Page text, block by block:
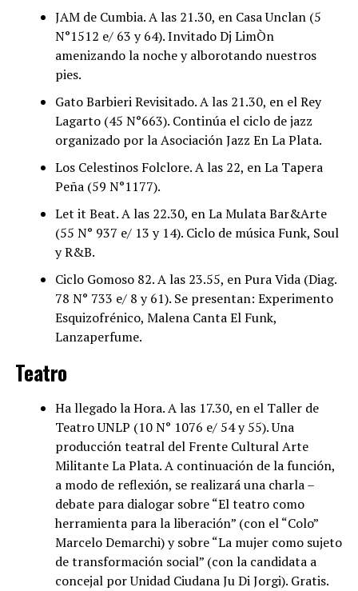
JAM de Cumbia. A las 21.30, en Casa Unclan (5
N°1512 e/ 63 y 64). Invitado Dj LimÒn
amenizando la noche y alborotando nuestros
pies.
Gato Barbieri Revisitado. A las 21.30, en el Rey
Lagarto (45 N°663). Continúa el ciclo de jazz
organizado por la Asociación Jazz En La Plata.
Los Celestinos Folclore. A las 22, en La Tapera
Peña (59 N°1177).
Let it Beat. A las 22.30, en La Mulata Bar&Arte
(55 N° 937 e/ 13 y 14). Ciclo de música Funk, Soul
y R&B.
Ciclo Gomoso 82. A las 23.55, en Pura Vida (Diag.
78 N° 733 e/ 8 y 61). Se presentan: Experimento
Esquizofrénico, Malena Canta El Funk,
Lanzaperfume.
Teatro
Ha llegado la Hora. A las 17.30, en el Taller de
Teatro UNLP (10 N° 1076 e/ 54 y 55). Una
producción teatral del Frente Cultural Arte
Militante La Plata. A continuación de la función,
a modo de reflexión, se realizará una charla –
debate para dialogar sobre “El teatro como
herramienta para la liberación” (con el “Colo”
Marcelo Demarchi) y sobre “La mujer como sujeto
de transformación social” (con la candidata a
concejal por Unidad Ciudana Ju Di Jorgi). Gratis.